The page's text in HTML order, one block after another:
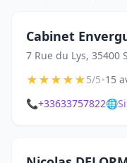
Cabinet
7 Rue du Lys, 35400
★★★★★5/5•15
📞+33633757822🌐